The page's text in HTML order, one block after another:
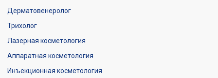
Дерматовенеролог
Трихолог
Лазерная косметология
Аппаратная косметология
Инъекционная косметология